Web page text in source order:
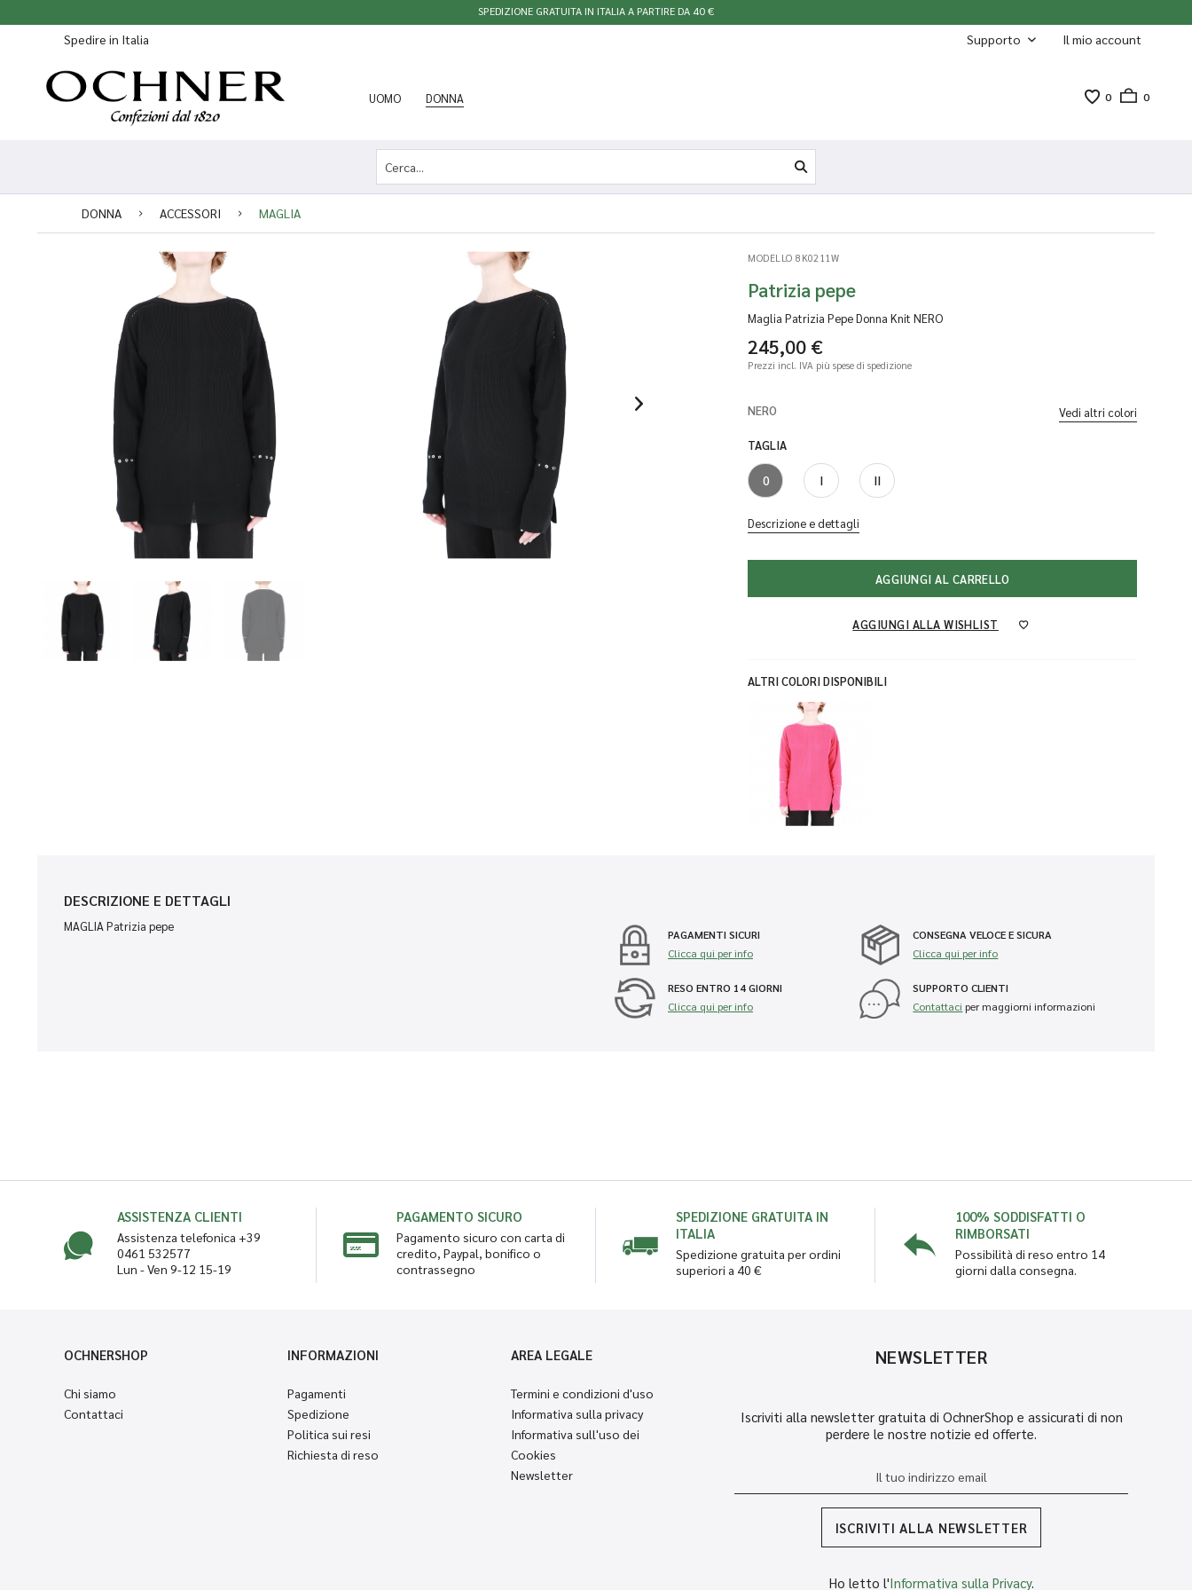
SPEDIZIONE GRATUITA IN ITALIA A PARTIRE DA 40 €
Spedire in Italia Il mio account
Supporto
UOMO DONNA 0 0
DONNA ACCESSORI MAGLIA
MODELLO 8K0211W
Patrizia pepe
Maglia Patrizia Pepe Donna KnitNERO
245,00 €
Prezzi incl. IVA più spese di spedizione
NERO Vedi altri colori
TAGLIA
0 I II
Descrizione e dettagli
AGGIUNGI AL CARRELLO
AGGIUNGI ALLA WISHLIST
ALTRI COLORI DISPONIBILI
DESCRIZIONE E DETTAGLI
MAGLIA Patrizia pepe
PAGAMENTI SICURI
Clicca qui per info
CONSEGNA VELOCE E SICURA
Clicca qui per info
RESO ENTRO 14 GIORNI
Clicca qui per info
SUPPORTO CLIENTI
Contattaci per maggiorni informazioni
ASSISTENZA CLIENTI
Assistenza telefonica +39
0461 532577
Lun - Ven 9-12 15-19
PAGAMENTO SICURO
Pagamento sicuro con carta di
credito, Paypal, bonifico o
contrassegno
SPEDIZIONE GRATUITA IN
ITALIA
Spedizione gratuita per ordini
superiori a 40 €
100% SODDISFATTI O
RIMBORSATI
Possibilità di reso entro 14
giorni dalla consegna.
OCHNERSHOP
Chi siamo
Contattaci
INFORMAZIONI
Pagamenti
Spedizione
Politica sui resi
Richiesta di reso
AREA LEGALE
Termini e condizioni d'uso
Informativa sulla privacy
Informativa sull'uso dei
Cookies
Newsletter
NEWSLETTER
Iscriviti alla newsletter gratuita di OchnerShop e assicurati di non
perdere le nostre notizie ed offerte.
ISCRIVITI ALLA NEWSLETTER
Ho letto l'Informativa sulla Privacy.